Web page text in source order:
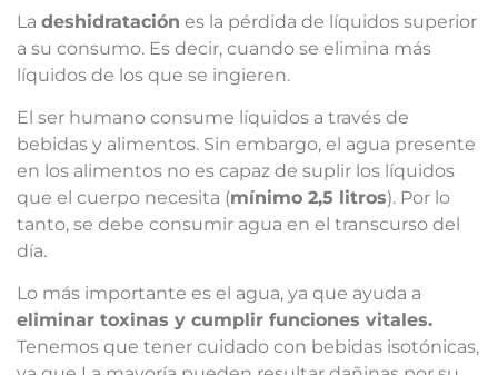
La deshidratación es la pérdida de líquidos superior
a su consumo. Es decir, cuando se elimina más
líquidos de los que se ingieren.
El ser humano consume líquidos a través de
bebidas y alimentos. Sin embargo, el agua presente
en los alimentos no es capaz de suplir los líquidos
que el cuerpo necesita (mínimo 2,5 litros). Por lo
tanto, se debe consumir agua en el transcurso del
día.
Lo más importante es el agua, ya que ayuda a
eliminar toxinas y cumplir funciones vitales.
Tenemos que tener cuidado con bebidas isotónicas,